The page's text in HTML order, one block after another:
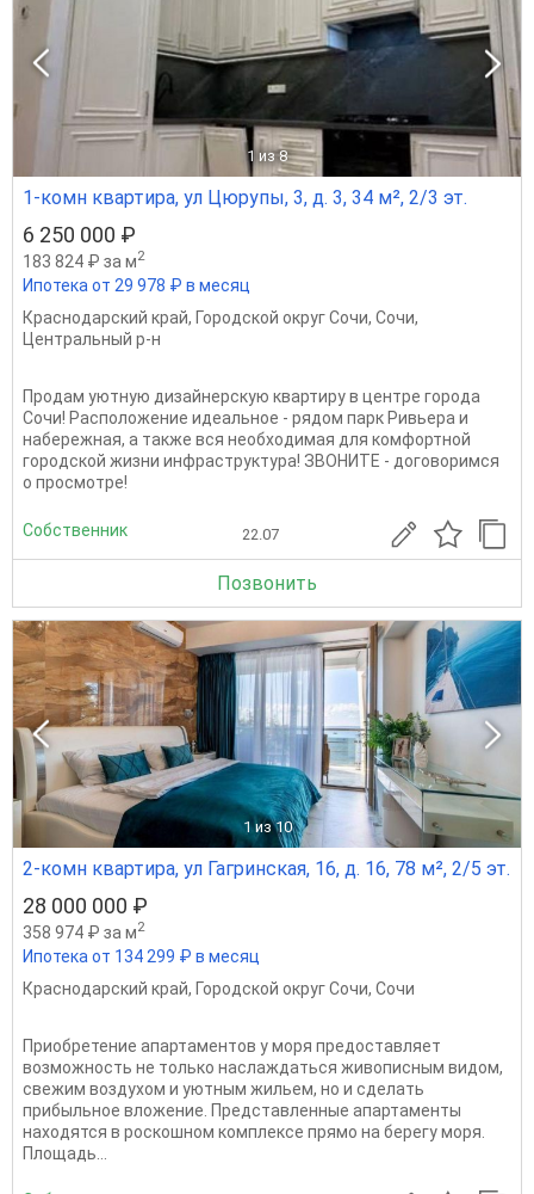
1 из 8
1-комн квартира, ул Цюрупы, 3, д. 3, 34 м², 2/3 эт.
6 250 000 ₽
183 824 ₽ за м2
Ипотека от 29 978 ₽ в месяц
Краснодарский край, Городской округ Сочи, Сочи,
Центральный р-н
Продам уютную дизайнерскую квартиру в центре города
Сочи! Расположение идеальное - рядом парк Ривьера и
набережная, а также вся необходимая для комфортной
городской жизни инфраструктура! ЗВОНИТЕ - договоримся
о просмотре!
Собственник 22.07
Позвонить
1 из 10
2-комн квартира, ул Гагринская, 16, д. 16, 78 м², 2/5 эт.
28 000 000 ₽
358 974 ₽ за м2
Ипотека от 134 299 ₽ в месяц
Краснодарский край, Городской округ Сочи, Сочи
Приобретение апартаментов у моря предоставляет
возможность не только наслаждаться живописным видом,
свежим воздухом и уютным жильем, но и сделать
прибыльное вложение. Представленные апартаменты
находятся в роскошном комплексе прямо на берегу моря.
Площадь...